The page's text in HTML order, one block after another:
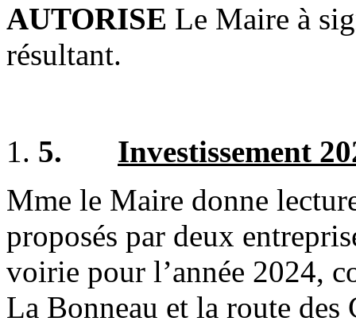
AUTORISE Le Maire à
résultant.
5. Investissement
Mme le Maire donne
proposés par deux
voirie pour l’année 2024,
La Bonneau et la route des